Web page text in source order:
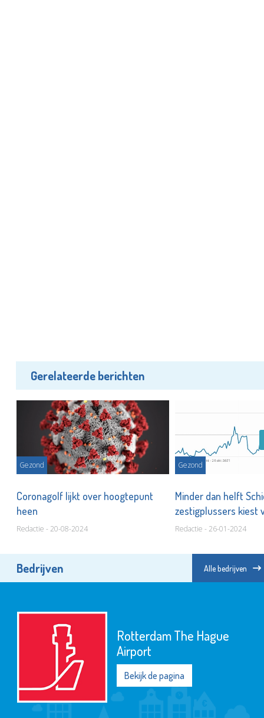
Gerelateerde berichten
Gezond
Coronagolf lijkt over hoogtepunt
heen
Redactie - 20-08-2024
Gezond
Minder dan helft
zestigplussers kiest
Redactie - 26-01-2024
Bedrijven Alle bedrijven
Rotterdam The Hague
Airport
Bekijk de pagina